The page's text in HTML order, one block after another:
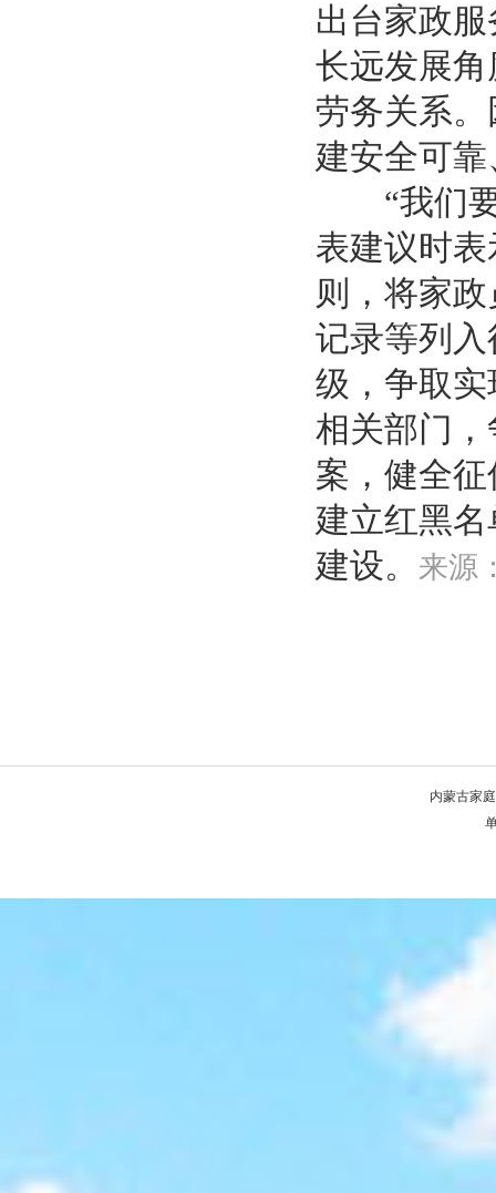
出台家政
长远发展
劳务关系
建安全可
“我们要
表建议时
则，将家
记录等列
级，争取
相关部门
案，健全
建立红黑
建设。
来源
内蒙古家